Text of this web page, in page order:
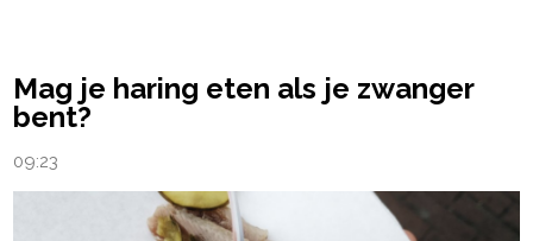
Mag je haring eten als je zwanger
bent?
09:23